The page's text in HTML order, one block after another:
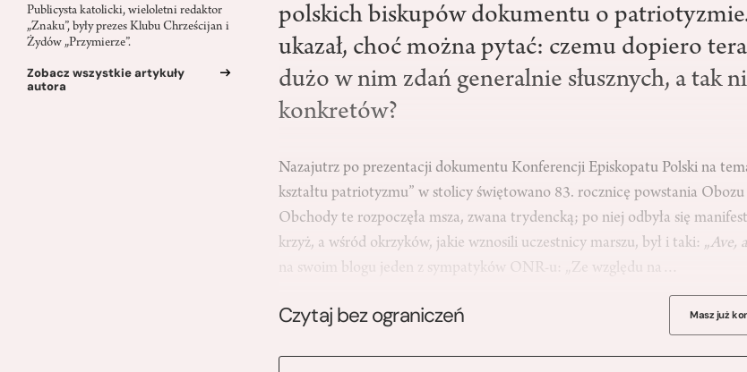
Publicysta katolicki, wieloletni redaktor
„Znaku”, były prezes Klubu Chrześcijan i
Żydów „Przymierze”.
Zobacz wszystkie artykuły
autora
polskich biskupów dokumentu o
ukazał, choć można pytać: czemu dopiero
dużo w nim zdań generalnie słusznych, a tak
konkretów?
Nazajutrz po prezentacji dokumentu Konferencji Episkopatu Polski na
kształtu patriotyzmu” w stolicy świętowano 83. rocznicę powstania
Obchody te rozpoczęła msza, zwana trydencką; po niej odbyła się
krzyż, a wśród okrzyków, jakie wznosili uczestnicy marszu, był i taki: „Ave,
na swoim blogu jeden z sympatyków ONR-u: „Ze względu na…
Czytaj bez ograniczeń Masz już